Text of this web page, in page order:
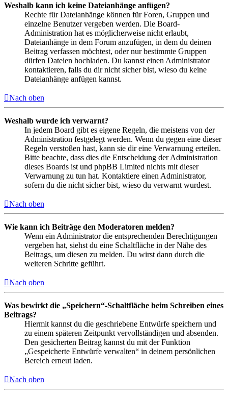
Weshalb kann ich keine Dateianhänge anfügen?
Rechte für Dateianhänge können für Foren, Gruppen und
einzelne Benutzer vergeben werden. Die Board-
Administration hat es möglicherweise nicht erlaubt,
Dateianhänge in dem Forum anzufügen, in dem du deinen
Beitrag verfassen möchtest, oder nur bestimmte Gruppen
dürfen Dateien hochladen. Du kannst einen Administrator
kontaktieren, falls du dir nicht sicher bist, wieso du keine
Dateianhänge anfügen kannst.
Nach oben
Weshalb wurde ich verwarnt?
In jedem Board gibt es eigene Regeln, die meistens von der
Administration festgelegt werden. Wenn du gegen eine dieser
Regeln verstoßen hast, kann sie dir eine Verwarnung erteilen.
Bitte beachte, dass dies die Entscheidung der Administration
dieses Boards ist und phpBB Limited nichts mit dieser
Verwarnung zu tun hat. Kontaktiere einen Administrator,
sofern du die nicht sicher bist, wieso du verwarnt wurdest.
Nach oben
Wie kann ich Beiträge den Moderatoren melden?
Wenn ein Administrator die entsprechenden Berechtigungen
vergeben hat, siehst du eine Schaltfläche in der Nähe des
Beitrags, um diesen zu melden. Du wirst dann durch die
weiteren Schritte geführt.
Nach oben
Was bewirkt die „Speichern“-Schaltfläche beim Schreiben eines
Beitrags?
Hiermit kannst du die geschriebene Entwürfe speichern und
zu einem späteren Zeitpunkt vervollständigen und absenden.
Den gesicherten Beitrag kannst du mit der Funktion
„Gespeicherte Entwürfe verwalten“ in deinem persönlichen
Bereich erneut laden.
Nach oben